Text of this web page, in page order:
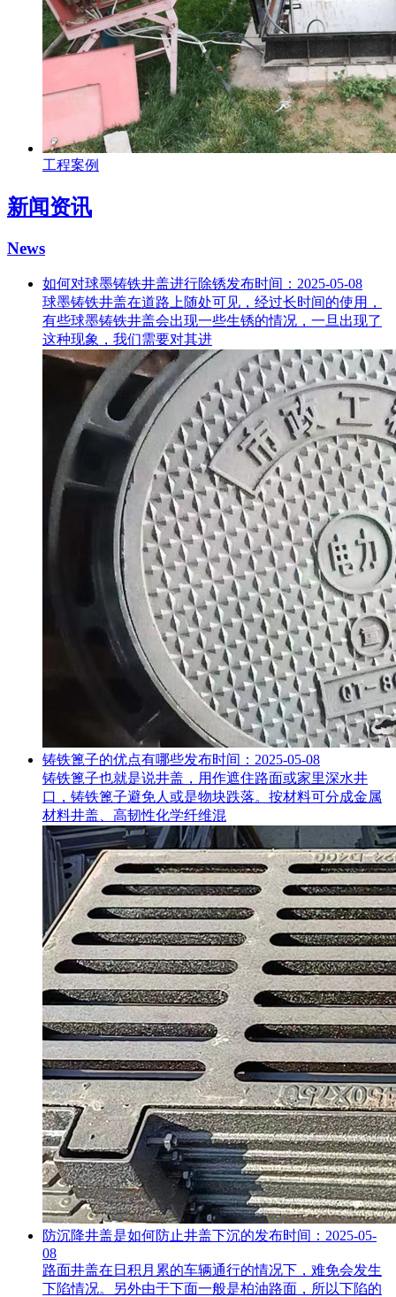
工程案例
新闻资讯
News
如何对球墨铸铁井盖进行除锈发布时间：2025-05-08
球墨铸铁井盖在道路上随处可见，经过长时间的使用，
有些球墨铸铁井盖会出现一些生锈的情况，一旦出现了
这种现象，我们需要对其进
铸铁篦子的优点有哪些发布时间：2025-05-08
铸铁篦子也就是说井盖，用作遮住路面或家里深水井
口，铸铁篦子避免人或是物块跌落。按材料可分成金属
材料井盖、高韧性化学纤维混
防沉降井盖是如何防止井盖下沉的发布时间：2025-05-
08
路面井盖在日积月累的车辆通行的情况下，难免会发生
下陷情况。另外由于下面一般是柏油路面，所以下陷的